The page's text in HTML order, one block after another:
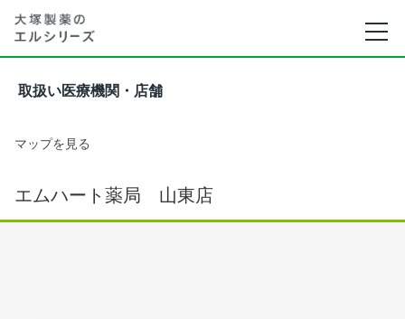
取扱い医療機関・店舗
マップを見る
エムハート薬局 山東店